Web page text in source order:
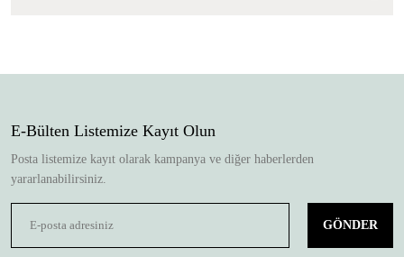
E-Bülten Listemize Kayıt Olun
Posta listemize kayıt olarak kampanya ve diğer haberlerden
yararlanabilirsiniz.
GÖNDER